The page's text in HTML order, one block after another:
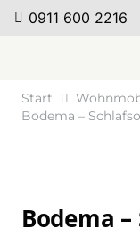
0911 600 2216
Start
Bodema –
Bodema